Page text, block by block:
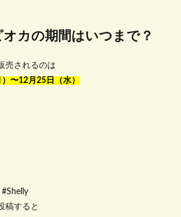
カの期間はいつまで？
売されるのは
〜12月25日（水）
稿すると